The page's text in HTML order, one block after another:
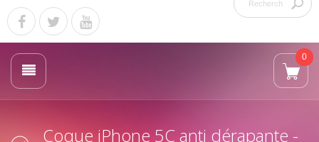
0
Coque iPhone 5C anti dérapante -